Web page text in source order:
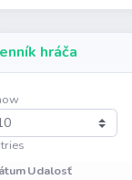
hráča
Udalosť